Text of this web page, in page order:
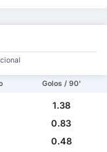
Golos / 90'
1.38
0.83
0.48